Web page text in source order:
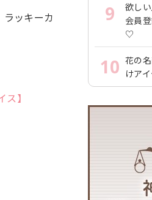
ッキーカ
】
9
欲し
会員
♡
10 花の
けア